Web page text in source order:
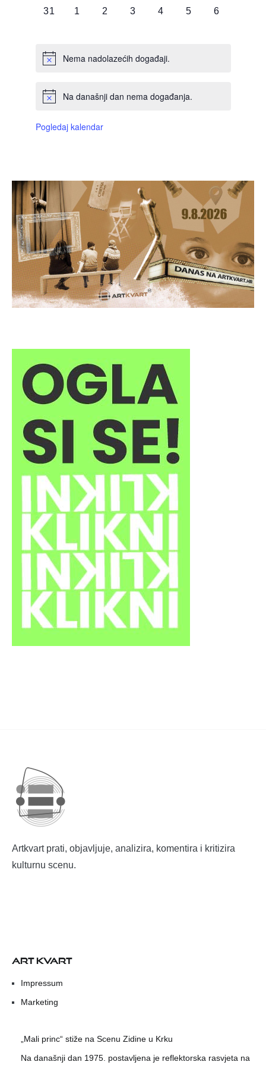
0
31
0
1
0
2
0
3
0
4
0
5
0
6
Nema nadolazećih događaji.
Na današnji dan nema događanja.
Pogledaj kalendar
Artkvart prati, objavljuje, analizira, komentira i kritizira
kulturnu scenu.
ART KVART
Impressum
Marketing
„Mali princ“ stiže na Scenu Zidine u Krku
Na današnji dan 1975. postavljena je reflektorska rasvjeta na